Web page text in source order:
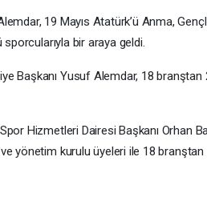
19 Mayıs Atatürk’ü Anma,
bir araya geldi.
Başkanı Yusuf Alemdar, 18 branştan
Hizmetleri Dairesi Başkanı Orhan
yönetim kurulu üyeleri ile 18